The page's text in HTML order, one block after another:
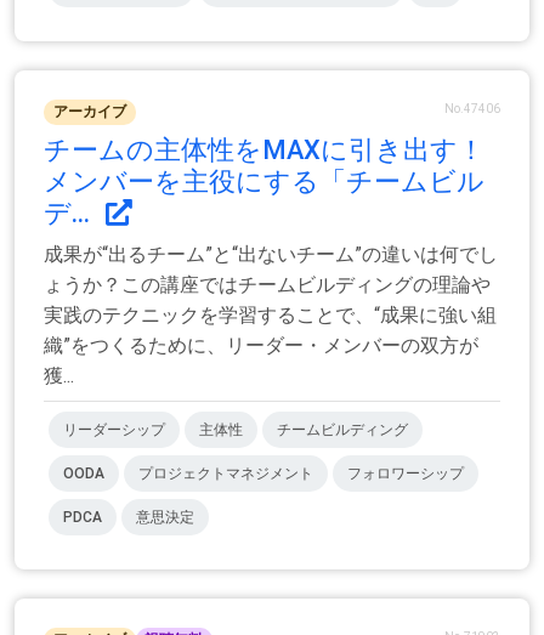
アーカイブ No.47406
チームの主体性をMAXに引き出す！
メンバーを主役にする「チームビル
デ...
成果が“出るチーム”と“出ないチーム”の違いは何でし
ょうか？この講座ではチームビルディングの理論や
実践のテクニックを学習することで、“成果に強い組
織”をつくるために、リーダー・メンバーの双方が
獲...
リーダーシップ 主体性 チームビルディング
OODA プロジェクトマネジメント フォロワーシップ
PDCA 意思決定